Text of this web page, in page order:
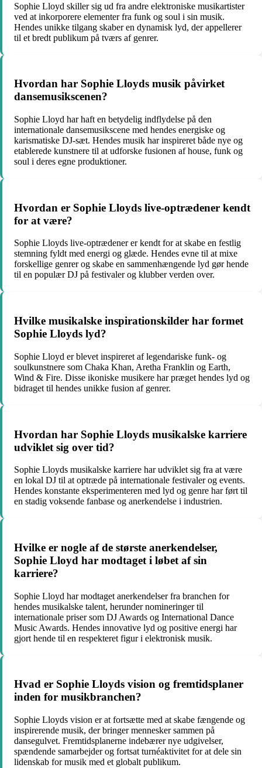
Sophie Lloyd skiller sig ud fra andre elektroniske musikartister
ved at inkorporere elementer fra funk og soul i sin musik.
Hendes unikke tilgang skaber en dynamisk lyd, der appellerer
til et bredt publikum på tværs af genrer.
Hvordan har Sophie Lloyds musik påvirket
dansemusikscenen?
Sophie Lloyd har haft en betydelig indflydelse på den
internationale dansemusikscene med hendes energiske og
karismatiske DJ-sæt. Hendes musik har inspireret både nye og
etablerede kunstnere til at udforske fusionen af house, funk og
soul i deres egne produktioner.
Hvordan er Sophie Lloyds live-optrædener kendt
for at være?
Sophie Lloyds live-optrædener er kendt for at skabe en festlig
stemning fyldt med energi og glæde. Hendes evne til at mixe
forskellige genrer og skabe en sammenhængende lyd gør hende
til en populær DJ på festivaler og klubber verden over.
Hvilke musikalske inspirationskilder har formet
Sophie Lloyds lyd?
Sophie Lloyd er blevet inspireret af legendariske funk- og
soulkunstnere som Chaka Khan, Aretha Franklin og Earth,
Wind & Fire. Disse ikoniske musikere har præget hendes lyd og
bidraget til hendes unikke fusion af genrer.
Hvordan har Sophie Lloyds musikalske karriere
udviklet sig over tid?
Sophie Lloyds musikalske karriere har udviklet sig fra at være
en lokal DJ til at optræde på internationale festivaler og events.
Hendes konstante eksperimenteren med lyd og genre har ført til
en stadig voksende fanbase og anerkendelse i industrien.
Hvilke er nogle af de største anerkendelser,
Sophie Lloyd har modtaget i løbet af sin
karriere?
Sophie Lloyd har modtaget anerkendelser fra branchen for
hendes musikalske talent, herunder nomineringer til
internationale priser som DJ Awards og International Dance
Music Awards. Hendes innovative lyd og positive energi har
gjort hende til en respekteret figur i elektronisk musik.
Hvad er Sophie Lloyds vision og fremtidsplaner
inden for musikbranchen?
Sophie Lloyds vision er at fortsætte med at skabe fængende og
inspirerende musik, der bringer mennesker sammen på
dansegulvet. Fremtidsplanerne indebærer nye udgivelser,
spændende samarbejder og fortsat turnéaktivitet for at dele sin
lidenskab for musik med et globalt publikum.